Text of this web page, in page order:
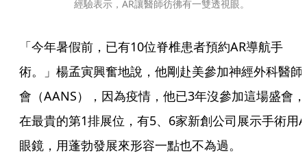
經驗表示，AR讓醫師彷彿有一雙透視眼。
「今年暑假前，已有10位脊椎患者預約AR導航手
術。」楊孟寅興奮地說，他剛赴美參加神經外科醫師
會（AANS），因為疫情，他已3年沒參加這場盛會，
在最貴的第1排展位，有5、6家新創公司展示手術用
眼鏡，用蓬勃發展來形容一點也不為過。